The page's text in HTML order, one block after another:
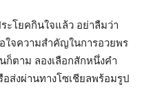
ะโยคกินใจแล้ว อย่าลืมว่า
ใจความสำคัญในการอวยพร
ตาม ลองเลือกสักหนึ่งคำ
ส่งผ่านทางโซเชียลพร้อมรูป